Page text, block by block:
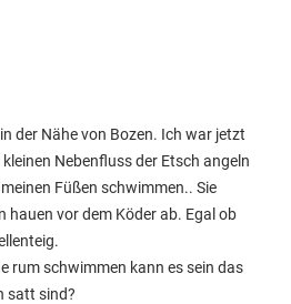
der Nähe von Bozen. Ich war jetzt
Nebenfluss der Etsch angeln
Füßen schwimmen.. Sie
hauen vor dem Köder ab. Egal ob
rum schwimmen kann es sein das
satt sind?